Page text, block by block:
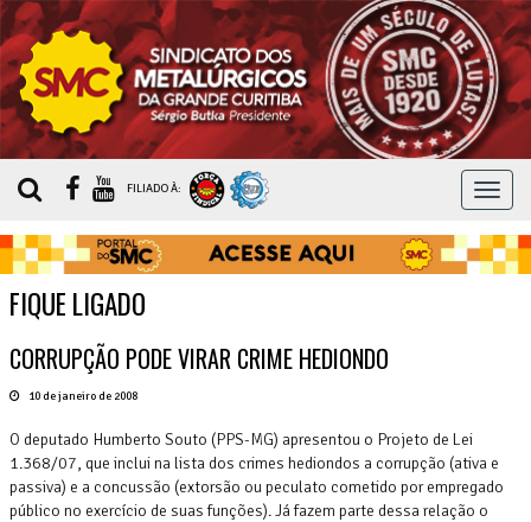
MENU
FILIADO À:
FIQUE LIGADO
CORRUPÇÃO PODE VIRAR CRIME HEDIONDO
10 de janeiro de 2008
O deputado Humberto Souto (PPS-MG) apresentou o Projeto de Lei
1.368/07, que inclui na lista dos crimes hediondos a corrupção (ativa e
passiva) e a concussão (extorsão ou peculato cometido por empregado
público no exercício de suas funções). Já fazem parte dessa relação o